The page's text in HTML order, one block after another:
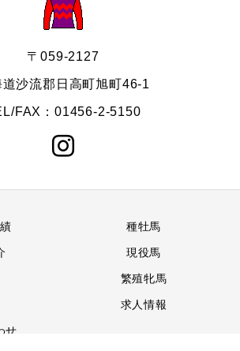
〒059-2127
道沙流郡日高町旭町46-1
FAX：01456-2-5150
種牡馬
現役馬
繁殖牝馬
求人情報
せ